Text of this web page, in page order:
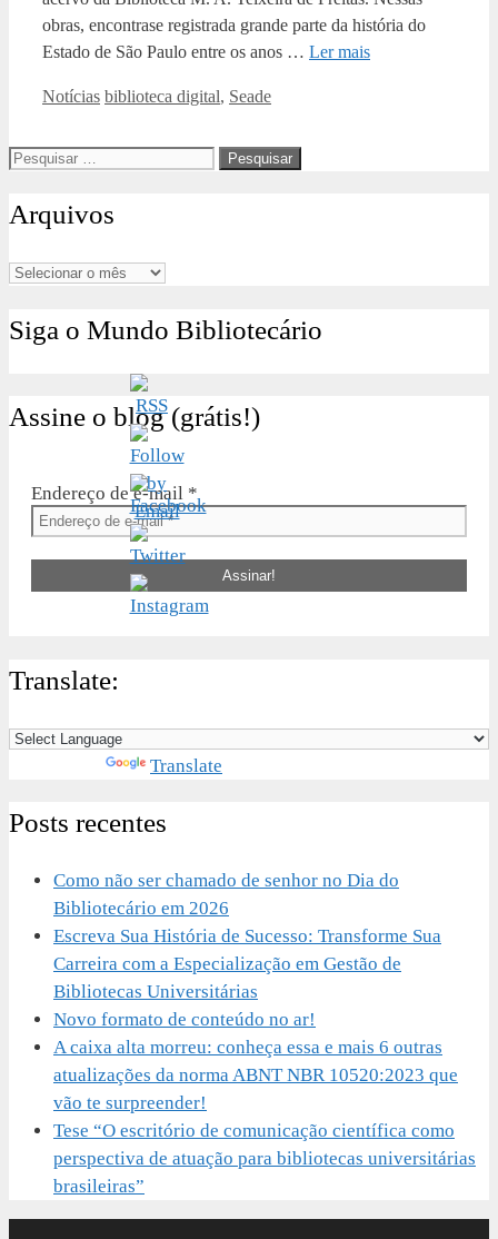
obras, encontrase registrada grande parte da história do
Estado de São Paulo entre os anos … Ler mais
Categorias
Notícias Tags
biblioteca digital, Seade
Pesquisar
Arquivos
Arquivos
Siga o Mundo Bibliotecário
Assine o blog (grátis!)
Endereço de e-mail *
Translate:
Translate
Posts recentes
Como não ser chamado de senhor no Dia do
Bibliotecário em 2026
Escreva Sua História de Sucesso: Transforme Sua
Carreira com a Especialização em Gestão de
Bibliotecas Universitárias
Novo formato de conteúdo no ar!
A caixa alta morreu: conheça essa e mais 6 outras
atualizações da norma ABNT NBR 10520:2023 que
vão te surpreender!
Tese “O escritório de comunicação científica como
perspectiva de atuação para bibliotecas universitárias
brasileiras”